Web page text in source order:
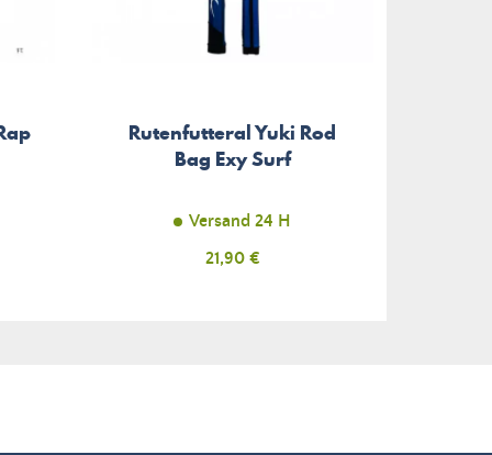
Rutenfutteral Yuki Rod
Bag Exy Surf
Versand 24 H
Preis
21,90 €